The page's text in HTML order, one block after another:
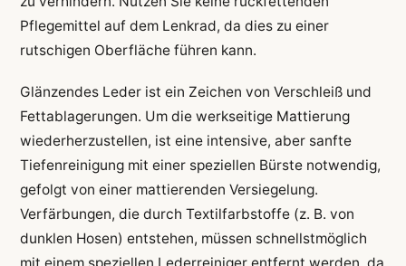
Pflegemittel auf dem Lenkrad, da dies zu einer
rutschigen Oberfläche führen kann.
Glänzendes Leder ist ein Zeichen von Verschleiß und
Fettablagerungen. Um die werkseitige Mattierung
wiederherzustellen, ist eine intensive, aber sanfte
Tiefenreinigung mit einer speziellen Bürste notwendig,
gefolgt von einer mattierenden Versiegelung.
Verfärbungen, die durch Textilfarbstoffe (z. B. von
dunklen Hosen) entstehen, müssen schnellstmöglich